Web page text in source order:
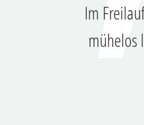
Im
mühelos